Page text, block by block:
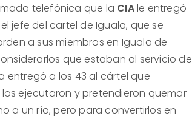
telefónica que la CIAle entregó
jefe del cartel de Iguala, que se
a sus miembros en Iguala de
que estaban al servicio de
entregó a los 43 al cártel que
ejecutaron y pretendieron quemar
a un río, pero para convertirlos en